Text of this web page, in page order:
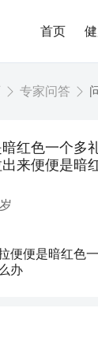
首页
专家问答
红色一个多
来便便是暗
岁
便便是暗红色
办